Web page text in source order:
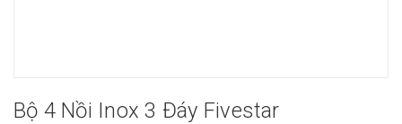
Bộ 4 Nồi Inox 3 Đáy Fivestar